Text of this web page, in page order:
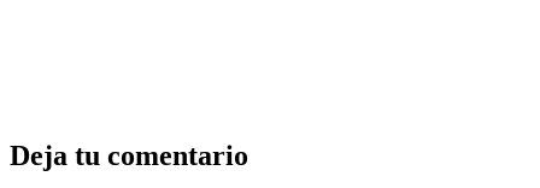
Deja tu comentario